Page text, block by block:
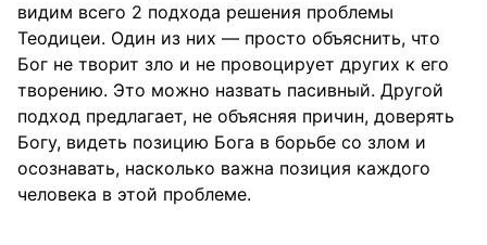
видим всего 2 подхода решения проблемы
Теодицеи. Один из них — просто объяснить, что
Бог не творит зло и не провоцирует других к его
творению. Это можно назвать пасивный. Другой
подход предлагает, не объясняя причин, доверять
Богу, видеть позицию Бога в борьбе со злом и
осознавать, насколько важна позиция каждого
человека в этой проблеме.